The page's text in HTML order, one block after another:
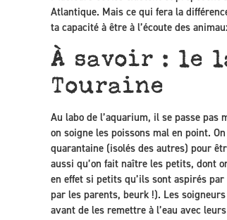
Atlantique. Mais ce qui fera la
ta capacité à être à l’écoute des
À savoir : le
Touraine
Au labo de l’aquarium, il se passe pas
on soigne les poissons mal en point.
quarantaine (isolés des autres) pour
aussi qu’on fait naître les petits, dont
en effet si petits qu’ils sont aspirés
par les parents, beurk !). Les
avant de les remettre à l’eau avec